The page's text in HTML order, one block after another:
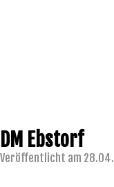
DM Ebstorf
Veröffentlicht am